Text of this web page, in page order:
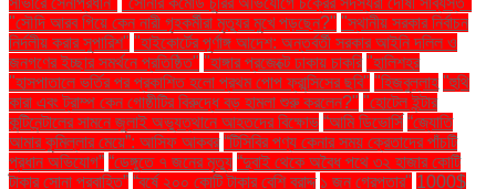
"সৌদি আরব গিয়ে কেন নারী গৃহকর্মীরা মৃত্যুর মুখে পড়ছেন?" "স্থানীয় সরকার নির্বাচন
নির্দলীয় করার সুপারিশ" "হাইকোর্টের পূর্ণাঙ্গ আদেশ: অন্তর্বর্তী সরকার আইনি দলিল ও
জনগণের ইচ্ছার সমর্থনে প্রতিষ্ঠিত" "হাঙ্গার প্রজেক্টে ঢাকায় চাকরি "হালিশহর
"হাসপাতালে ভর্তির পর প্রকাশিত হলো প্রথম পোপ ফ্রান্সিসের ছবি" "হিজবুল্লাহ "হুথি
কারা এবং ট্রাম্প কেন গোষ্ঠীটির বিরুদ্ধে বড় হামলা শুরু করলেন?" "হোটেল ইন্টার
কন্টিনেন্টালের সামনে জুলাই অভ্যুত্থানে আহতদের বিক্ষোভ “আমি ডিভোর্সি “জ্যোতি
আমার কুমিল্লার মেয়ে”: আসিফ আকবর “টিসিবির পণ্য কেনার সময় ক্রেতাদের পাঁচটি
প্রধান অভিযোগ” “ডেঙ্গুতে ৭ জনের মৃত্যু “দুবাই থেকে অবৈধ পথে ৩২ হাজার কোটি
টাকার সোনা প্রবাহিত” “বর্ষে ২০০ কোটি টাকার বেশি বরাদ্দ ১ জন গ্রেপ্তার" 1000$